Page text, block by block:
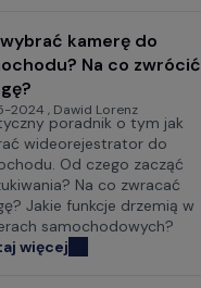
kamerę do
Na co zwrócić
2024 , Dawid Lorenz
poradnik o tym jak
wideorejestrator do
Od czego zacząć
Na co zwracać
Jakie funkcje drzemią w
samochodowych?
więcej